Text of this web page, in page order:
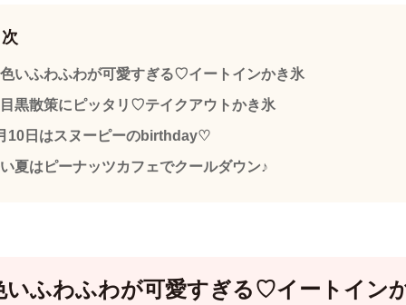
いふわふわが可愛すぎる♡イートインかき氷
黒散策にピッタリ♡テイクアウトかき氷
10日はスヌーピーのbirthday♡
夏はピーナッツカフェでクールダウン♪
いふわふわが可愛すぎる♡イートイン